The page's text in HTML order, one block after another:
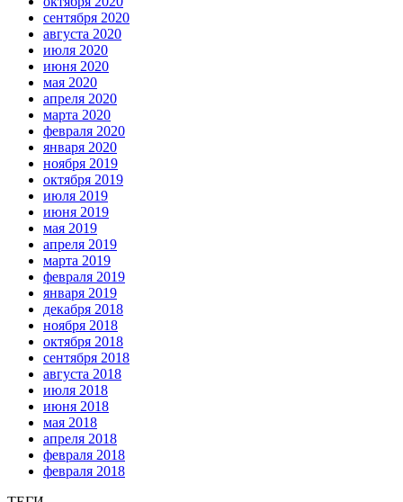
сентября 2020
августа 2020
июля 2020
июня 2020
мая 2020
апреля 2020
марта 2020
февраля 2020
января 2020
ноября 2019
октября 2019
июля 2019
июня 2019
мая 2019
апреля 2019
марта 2019
февраля 2019
января 2019
декабря 2018
ноября 2018
октября 2018
сентября 2018
августа 2018
июля 2018
июня 2018
мая 2018
апреля 2018
февраля 2018
февраля 2018